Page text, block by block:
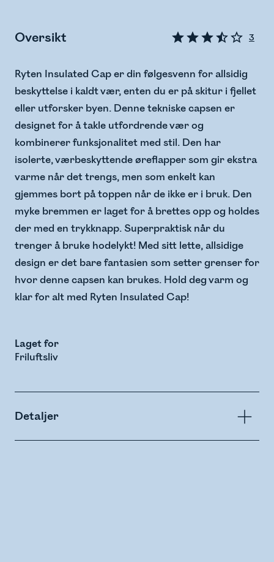
Oversikt 3
Ryten Insulated Cap er din følgesvenn for allsidig
beskyttelse i kaldt vær, enten du er på skitur i fjellet
eller utforsker byen. Denne tekniske capsen er
designet for å takle utfordrende vær og
kombinerer funksjonalitet med stil. Den har
isolerte, værbeskyttende øreflapper som gir ekstra
varme når det trengs, men som enkelt kan
gjemmes bort på toppen når de ikke er i bruk. Den
myke bremmen er laget for å brettes opp og holdes
der med en trykknapp. Superpraktisk når du
trenger å bruke hodelykt! Med sitt lette, allsidige
design er det bare fantasien som setter grenser for
hvor denne capsen kan brukes. Hold deg varm og
klar for alt med Ryten Insulated Cap!
Laget for
Friluftsliv
Detaljer